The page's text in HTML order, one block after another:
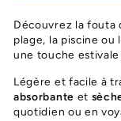
Découvrez la fouta
plage, la piscine ou
une touche
Légère et facile à
absorbante et
quotidien ou en